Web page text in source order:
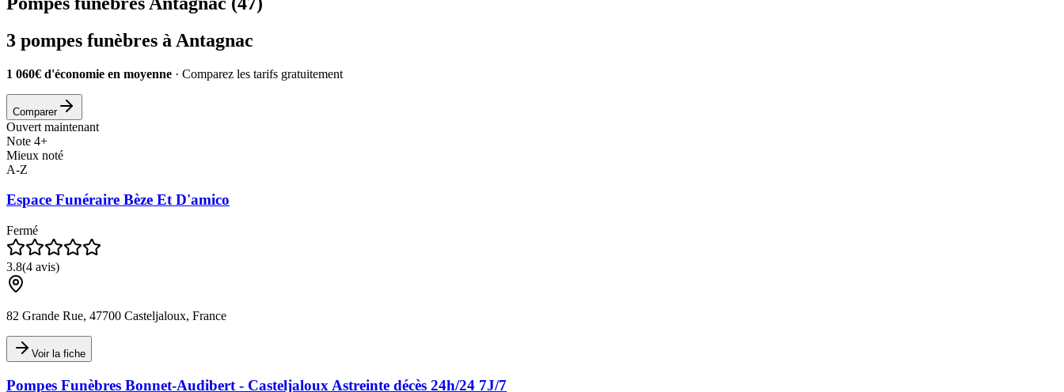
3 pompes funèbres à Antagnac
1 060€ d'économie en moyenne · Comparez les tarifs gratuitement
Comparer
Ouvert maintenant
Note 4+
Mieux noté
A-Z
Espace Funéraire Bèze Et D'amico
Fermé
3.8(4 avis)
82 Grande Rue, 47700 Casteljaloux, France
Voir la fiche
Pompes Funèbres Bonnet-Audibert - Casteljaloux Astreinte décès 24h/24 7J/7